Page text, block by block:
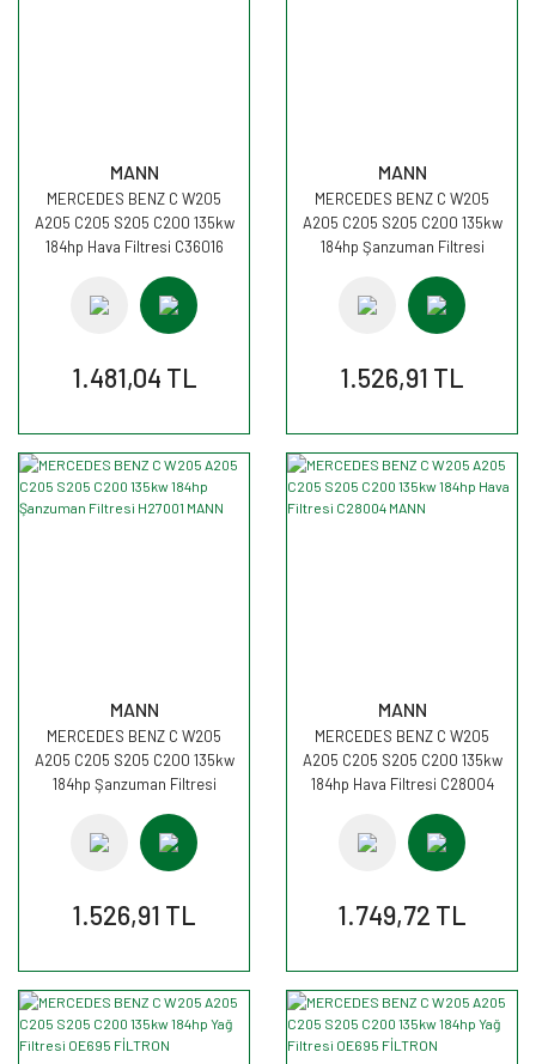
MANN
MERCEDES BENZ C W205
A205 C205 S205 C200 135kw
184hp Hava Filtresi C36016
1.481,04 TL
MANN
MERCEDES BENZ C W205
A205 C205 S205 C200 135kw
184hp Şanzuman Filtresi
1.526,91 TL
MANN
MERCEDES BENZ C W205
A205 C205 S205 C200 135kw
184hp Şanzuman Filtresi
1.526,91 TL
MANN
MERCEDES BENZ C W205
A205 C205 S205 C200 135kw
184hp Hava Filtresi C28004
1.749,72 TL